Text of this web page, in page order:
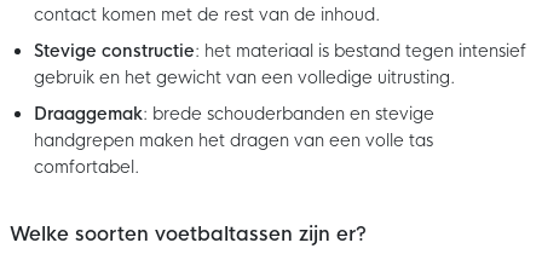
contact komen met de rest van de inhoud.
Stevige constructie: het materiaal is bestand tegen intensief
gebruik en het gewicht van een volledige uitrusting.
Draaggemak: brede schouderbanden en stevige
handgrepen maken het dragen van een volle tas
comfortabel.
Welke soorten voetbaltassen zijn er?